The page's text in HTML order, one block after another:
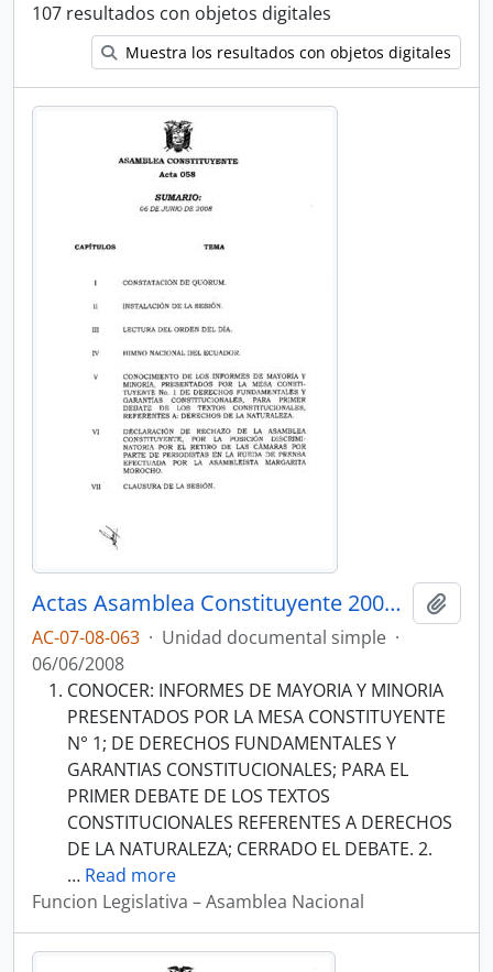
107 resultados con objetos digitales
Muestra los resultados con objetos digitales
Actas Asamblea Constituyente 2007-2008
AC-07-08-063 · Unidad documental simple ·
06/06/2008
CONOCER: INFORMES DE MAYORIA Y MINORIA
PRESENTADOS POR LA MESA CONSTITUYENTE
N° 1; DE DERECHOS FUNDAMENTALES Y
GARANTIAS CONSTITUCIONALES; PARA EL
PRIMER DEBATE DE LOS TEXTOS
CONSTITUCIONALES REFERENTES A DERECHOS
DE LA NATURALEZA; CERRADO EL DEBATE. 2.
… Read more
Funcion Legislativa – Asamblea Nacional